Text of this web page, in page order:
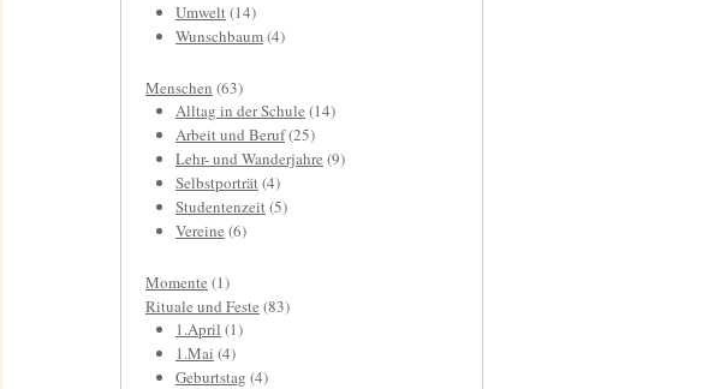
Umwelt(14)
Wunschbaum(4)
Menschen (63)
Alltag in der Schule (14)
Arbeit und Beruf(25)
Lehr- und Wanderjahre (9)
Selbstporträt(4)
Studentenzeit(5)
Vereine (6)
Momente (1)
Rituale und Feste (83)
1.April (1)
1.Mai (4)
Geburtstag (4)